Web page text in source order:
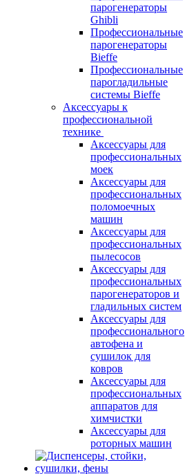
парогенераторы
Ghibli
Профессиональные
парогенераторы
Bieffe
Профессиональные
парогладильные
системы Bieffe
Аксессуары к
профессиональной
технике
Аксессуары для
профессиональных
моек
Аксессуары для
профессиональных
поломоечных
машин
Аксессуары для
профессиональных
пылесосов
Аксессуары для
профессиональных
парогенераторов и
гладильных систем
Аксессуары для
профессионального
автофена и
сушилок для
ковров
Аксессуары для
профессиональных
аппаратов для
химчистки
Аксессуары для
роторных машин